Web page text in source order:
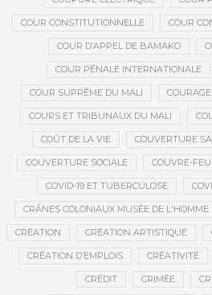
COUR CONSTITUTIONNELLE COUR
COUR D’APPEL DE BAMAKO
COUR PÉNALE INTERNATIONALE
COUR SUPRÊME DU MALI COURAGE
COURS ET TRIBUNAUX DU MALI
COÛT DE LA VIE COUVERTURE
COUVERTURE SOCIALE COUVRE-FEU
COVID-19 ET TUBERCULOSE
CRÂNES COLONIAUX MUSÉE DE L'HOMME
CRÉATION CRÉATION ARTISTIQUE
CRÉATION D’EMPLOIS CRÉATIVITÉ
CRÉDIT CRIMÉE